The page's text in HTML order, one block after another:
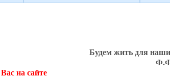
Будем жить для
на сайте